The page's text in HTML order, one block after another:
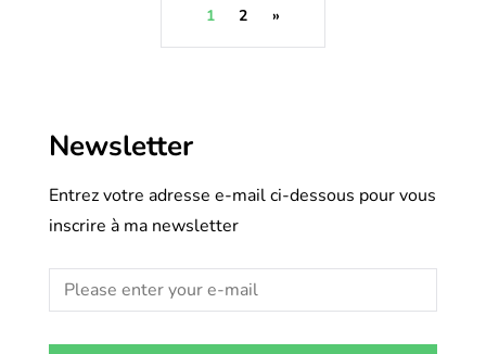
1 2 »
Newsletter
Entrez votre adresse e-mail ci-dessous pour vous
inscrire à ma newsletter